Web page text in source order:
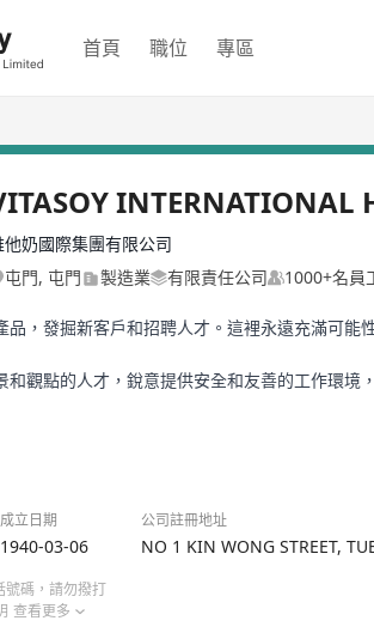
首頁 職位 專區
INTERNATIONAL
他奶國際集團有限公司
屯門, 屯門
製造業 有限責任公司 1000+名員
品，發掘新客戶和招聘人才。這裡永遠充滿可能
和觀點的人才，銳意提供安全和友善的工作環
具備才幹和活力，還要做到敬業和有熱誠，秉
造植物性產品的領導品牌之一。旗下營養豐富的
奶吧！
成立日期 公司註冊地址
1940-03-06 NO 1 KIN WONG STREET,
號碼，請勿撥打
查看更多